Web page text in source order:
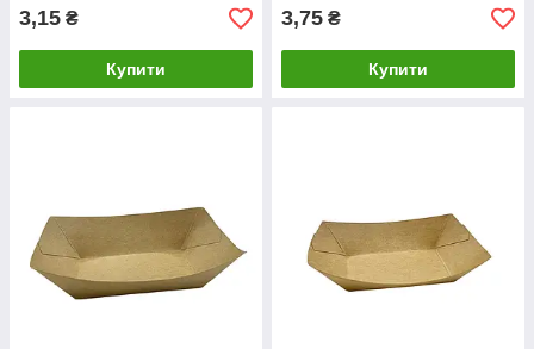
3,15 ₴
Купити
3,75 ₴
Купити